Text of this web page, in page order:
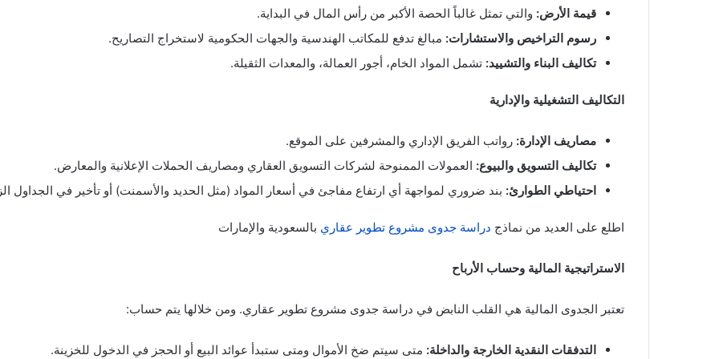
قيمة الأرض: والتي تمثل غالباً الحصة الأكبر من رأس المال في البداية.
رسوم التراخيص والاستشارات: مبالغ تدفع للمكاتب الهندسية والجهات الحكومية لاستخراج التصاريح.
تكاليف البناء والتشييد: تشمل المواد الخام، أجور العمالة، والمعدات الثقيلة.
التكاليف التشغيلية والإدارية
مصاريف الإدارة: رواتب الفريق الإداري والمشرفين على الموقع.
تكاليف التسويق والبيوع: العمولات الممنوحة لشركات التسويق العقاري ومصاريف الحملات الإعلانية والمعارض.
احتياطي الطوارئ: بند ضروري لمواجهة أي ارتفاع مفاجئ في أسعار المواد (مثل الحديد والأسمنت) أو تأخير في الجداول
اطلع على العديد من نماذج دراسة جدوى مشروع تطوير عقاري بالسعودية والإمارات
الاستراتيجية المالية وحساب الأرباح
تعتبر الجدوى المالية هي القلب النابض في دراسة جدوى مشروع تطوير عقاري. ومن خلالها يتم حساب:
التدفقات النقدية الخارجة والداخلة: متى سيتم ضخ الأموال ومتى ستبدأ عوائد البيع أو الحجز في الدخول للخزينة.